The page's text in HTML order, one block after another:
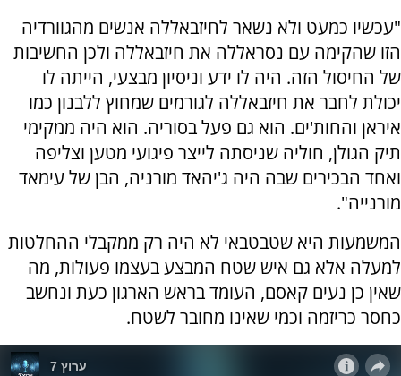
"עכשיו כמעט ולא נשאר לחיזבאללה אנשים מהגוורדיה
הזו שהקימה עם נסראללה את חיזבאללה ולכן החשיבות
של החיסול הזה. היה לו ידע וניסיון מבצעי, הייתה לו
יכולת לחבר את חיזבאללה לגורמים שמחוץ ללבנון כמו
איראן והחות'ים. הוא גם פעל בסוריה. הוא היה ממקימי
תיק הגולן, חוליה שניסתה לייצר פיגועי מטען וצליפה
ואחד הבכירים שבה היה ג'יהאד מורניה, הבן של עימאד
מורנייה".
המשמעות היא שטבטבאי לא היה רק ממקבלי ההחלטות
למעלה אלא גם איש שטח המבצע בעצמו פעולות, מה
שאין כן נעים קאסם, העומד בראש הארגון כעת ונחשב
כחסר כריזמה וכמי שאינו מחובר לשטח.